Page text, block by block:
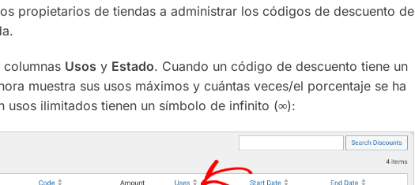
propietarios de tiendas a administrar los códigos de descuento de
columnas Usos y Estado. Cuando un código de descuento tiene un
muestra sus usos máximos y cuántas veces/el porcentaje se ha
usos ilimitados tienen un símbolo de infinito (∞):